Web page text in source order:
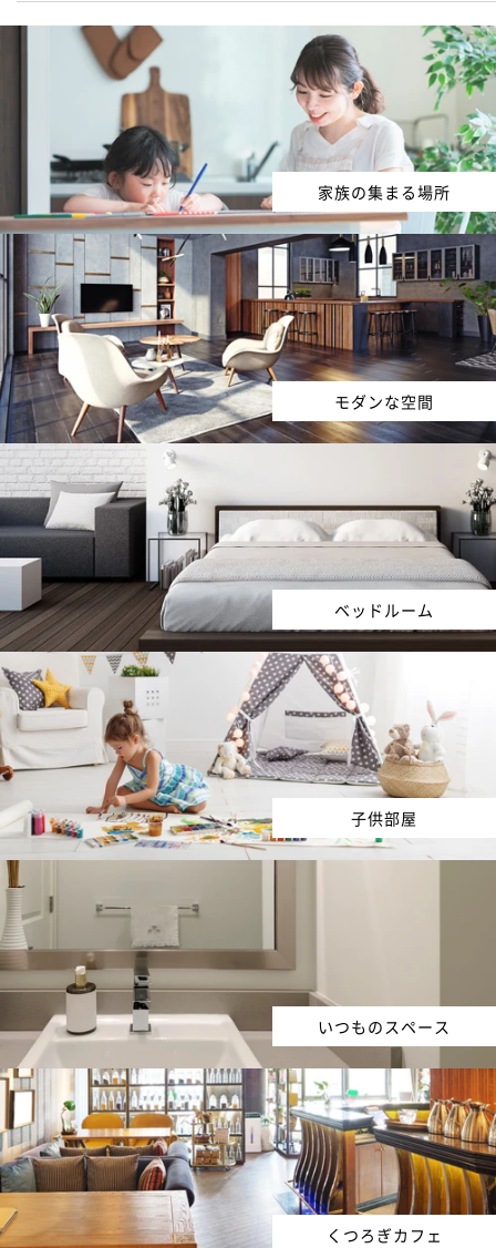
家族の集まる場所
モダンな空間
ベッドルーム
子供部屋
いつものスペース
くつろぎカフェ